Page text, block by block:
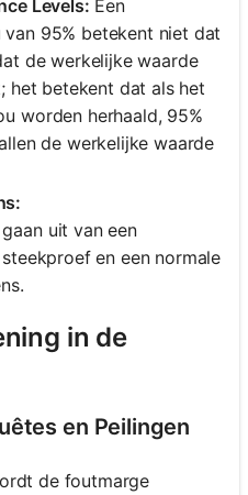
Levels: Een
95% betekent niet dat
de werkelijke waarde
het betekent dat als het
worden herhaald, 95%
de werkelijke waarde
uit van een
en een normale
in de
en Peilingen
de foutmarge